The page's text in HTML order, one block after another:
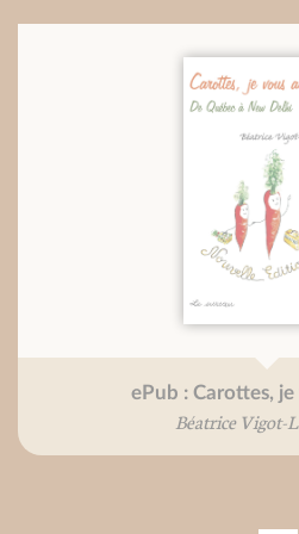
ePub : Carottes, je
Béatrice Vigot-